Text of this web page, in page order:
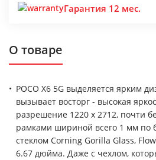
Гарантия 12 мес.
О товаре
POCO X6 5G выделяется ярким
вызывает восторг - высокая
разрешение 1220 x 2712, почти
рамками шириной всего 1 мм по
стеклом Corning Gorilla Glass,
6.67 дюйма. Даже с чехлом,